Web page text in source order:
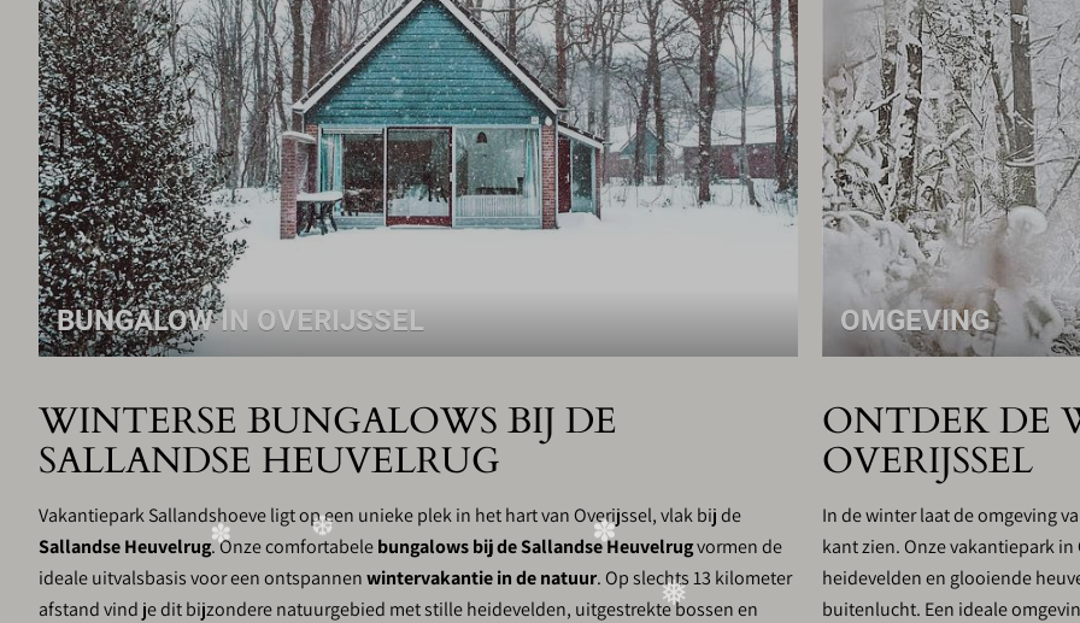
BUNGALOW IN OVERIJSSEL OMGEVING
WINTERSE BUNGALOWS BIJ DE
SALLANDSE HEUVELRUG
Vakantiepark Sallandshoeve ligt op een unieke plek in het hart van Overijssel, vlak bij de
Sallandse Heuvelrug. Onze comfortabelebungalows bij de Sallandse Heuvelrugvormen de
ideale uitvalsbasis voor een ontspannenwintervakantie in de natuur. Op slechts 13 kilometer
afstand vind je dit bijzondere natuurgebied met stille heidevelden, uitgestrekte bossen en
ONTDEK DE
OVERIJSSEL
In de winter laat de omgeving
kant zien. Onze vakantiepark
heidevelden en glooiende
buitenlucht. Een ideale